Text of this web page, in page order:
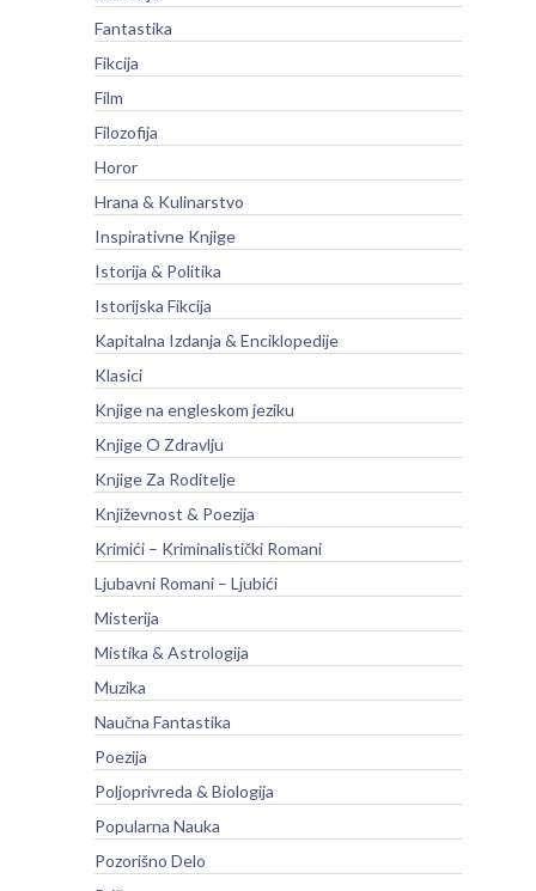
Fantastika
Fikcija
Film
Filozofija
Horor
Hrana & Kulinarstvo
Inspirativne Knjige
Istorija & Politika
Istorijska Fikcija
Kapitalna Izdanja & Enciklopedije
Klasici
Knjige na engleskom jeziku
Knjige O Zdravlju
Knjige Za Roditelje
Književnost & Poezija
Krimići – Kriminalistički Romani
Ljubavni Romani – Ljubići
Misterija
Mistika & Astrologija
Muzika
Naučna Fantastika
Poezija
Poljoprivreda & Biologija
Popularna Nauka
Pozorišno Delo